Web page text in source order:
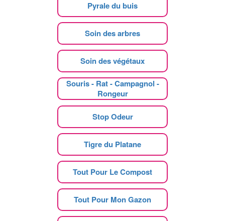
Pyrale du buis
Soin des arbres
Soin des végétaux
Souris - Rat - Campagnol -
Rongeur
Stop Odeur
Tigre du Platane
Tout Pour Le Compost
Tout Pour Mon Gazon